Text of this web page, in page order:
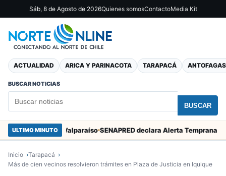
Sáb, 8 de Agosto de 2026Quienes somosContactoMedia Kit
ACTUALIDAD ARICA Y PARINACOTA TARAPACÁ
BUSCAR NOTICIAS
BUSCAR
ULTIMO MINUTO
Marcos en Valparaíso
Inicio
Tarapacá
Más de cien vecinos resolvieron trámites en Plaza de Justicia en Iquique